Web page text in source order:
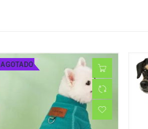
AGOTADO